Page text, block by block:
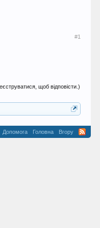
#1
щоб відповісти.)
Допомога Головна Вгору